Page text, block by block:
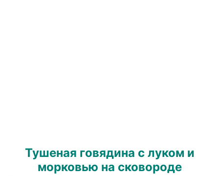
Тушеная говядина с луком и
морковью на сковороде